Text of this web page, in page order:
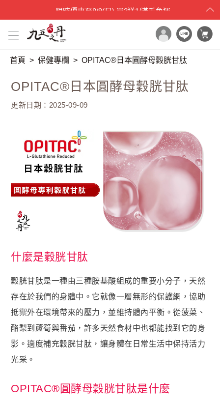
父親節限時特賣至8/15(六) 9折碼：88520
首頁
所有產品
品牌原料
產品檢驗
最新消息
保健專欄
名人推薦
關於我們
企業大宗採購/批發
💪 男性六大保健
至尊・黑瑪卡+酵母鋅 (熱銷NO1.)
飛龍．高純度左旋精胺酸 (熱銷第NO2.)
戰神．超級薑黃素+頂級紅蔘
首頁 保健專欄 OPITAC®日本圓酵母穀胱甘肽
OPITAC®日本圓酵母穀胱甘肽
更新日期：2025-09-09
什麼是穀胱甘肽
穀胱甘肽是一種由三種胺基酸組成的重要小分子，天然
存在於我們的身體中。它就像一層無形的保護網，協助
抵禦外在環境帶來的壓力，並維持體內平衡。從菠菜、
酪梨到蘆筍與番茄，許多天然食材中也都能找到它的身
影。適度補充穀胱甘肽，讓身體在日常生活中保持活力
光采。
OPITAC®圓酵母穀胱甘肽是什麼